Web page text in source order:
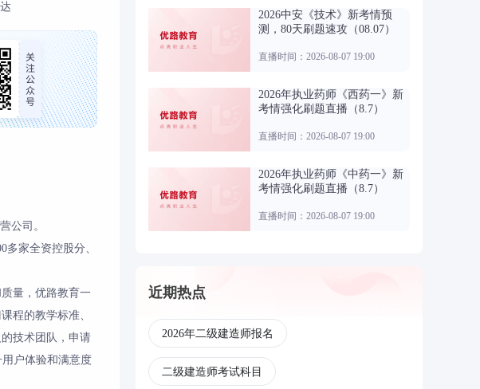
公司。
家全资控股分、
量，优路教育一
程的教学标准、
技术团队，申请
户体验和满意度
2026中安《技术》新考情预
测，80天刷题速攻（08.07）
直播时间：2026-08-07 19:00
2026年执业药师《西药一》新
考情强化刷题直播（8.7）
直播时间：2026-08-07 19:00
2026年执业药师《中药一》新
考情强化刷题直播（8.7）
直播时间：2026-08-07 19:00
近期热点
2026年二级建造师报名
二级建造师考试科目